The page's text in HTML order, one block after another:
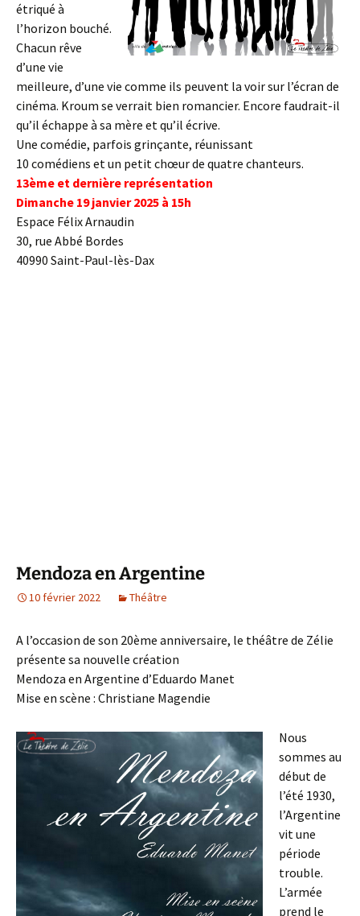
étriqué à
l’horizon bouché.
Chacun rêve
d’une vie
meilleure, d’une vie comme ils peuvent la voir sur l’écran de
cinéma. Kroum se verrait bien romancier. Encore faudrait-il
qu’il échappe à sa mère et qu’il écrive.
Une comédie, parfois grinçante, réunissant
10 comédiens et un petit chœur de quatre chanteurs.
13ème et dernière représentation
Dimanche 19 janvier 2025 à 15h
Espace Félix Arnaudin
30, rue Abbé Bordes
40990 Saint-Paul-lès-Dax
Mendoza en Argentine
10 février 2022 Théâtre
A l’occasion de son 20ème anniversaire, le théâtre de Zélie
présente sa nouvelle création
Mendoza en Argentine d’Eduardo Manet
Mise en scène : Christiane Magendie
Nous
sommes au
début de
l’été 1930,
l’Argentine
vit une
période
trouble.
L’armée
prend le